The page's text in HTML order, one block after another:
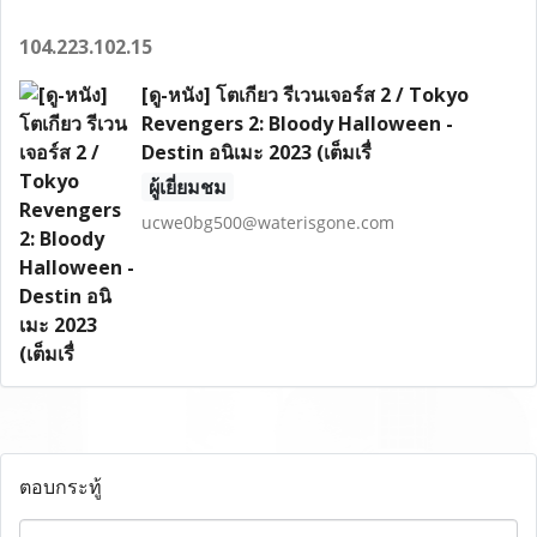
104.223.102.15
[ดู-หนัง] โตเกียว รีเวนเจอร์ส 2 / Tokyo
Revengers 2: Bloody Halloween -
Destin อนิเมะ 2023 (เต็มเรื่
ผู้เยี่ยมชม
ucwe0bg500@waterisgone.com
ตอบกระทู้